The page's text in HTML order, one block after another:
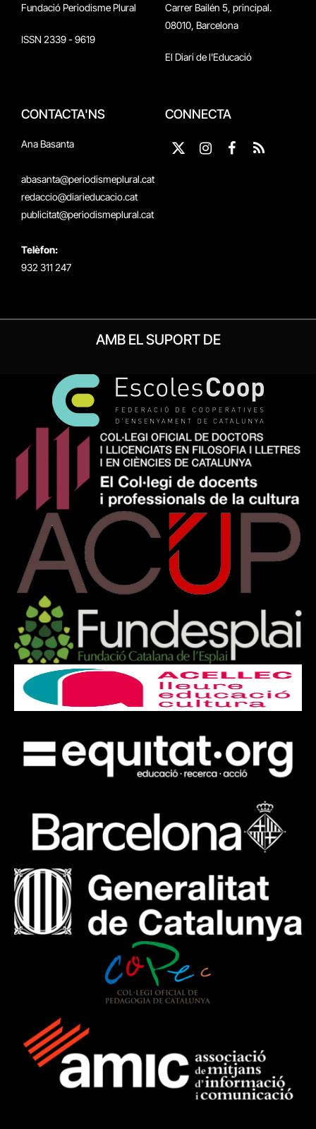
Fundació Periodisme Plural
ISSN 2339 - 9619
Carrer Bailén 5, principal.
08010, Barcelona
El Diari de l'Educació
CONTACTA'NS
Ana Basanta
abasanta@periodismeplural.cat
redaccio@diarieducacio.cat
publicitat@periodismeplural.cat
Telèfon:
932 311 247
CONNECTA
X
Instagram
Facebook
RSS
AMB EL SUPORT DE